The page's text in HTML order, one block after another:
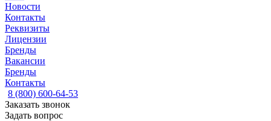
Новости
Контакты
Реквизиты
Лицензии
Бренды
Вакансии
Бренды
Контакты
8 (800) 600-64-53
Заказать звонок
Задать вопрос